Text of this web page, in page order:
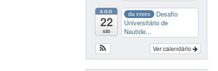
AGO
22
sáb
dia inteiro
Desafio
Universitário de
Nautide...
Ver calendário